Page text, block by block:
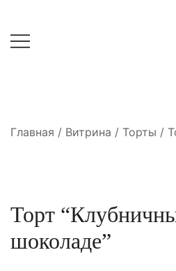
содержимому
Главная / Витрина / Торты /
Торт
шоколаде”